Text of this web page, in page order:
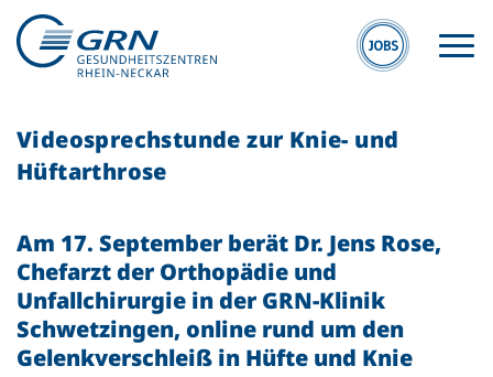
GRN
Der Verbund
Medizinische
Videosprechstunde zur Knie- und
Hüftarthrose
Am 17. September berät Dr. Jens Rose,
Chefarzt der Orthopädie und
Unfallchirurgie in der GRN-Klinik
Schwetzingen, online rund um den
Gelenkverschleiß in Hüfte und Knie